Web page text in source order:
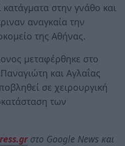
κατάγματα στην γνάθο και
αναγκαία την
της Αθήνας.
μεταφέρθηκε στο
και Αγλαΐας
σε χειρουργική
των
στο Google News και